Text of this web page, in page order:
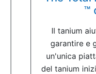
™
Il tanium
garantire e
un'unica
del tanium